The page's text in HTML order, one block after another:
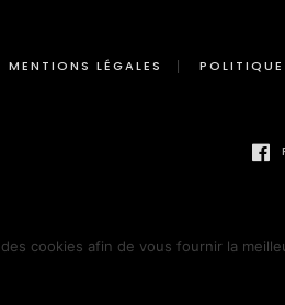
MENTIONS LÉGALES
cookies afin de vous fournir la